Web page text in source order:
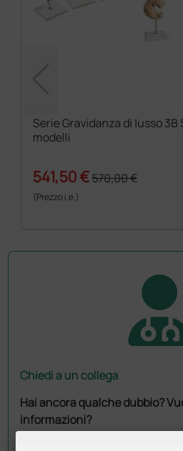
Serie Gravidanza di lusso
modelli
541,50 €570,00 €
(Prezzo i.e.)
Chiedi a un collega
Hai ancora qualche dubbio?
informazioni?
Invia ora la tua domanda ai